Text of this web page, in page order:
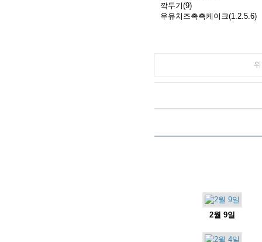
깍두기(9)
우유치즈촉촉케이크(1.2.5.6)
2월 9일